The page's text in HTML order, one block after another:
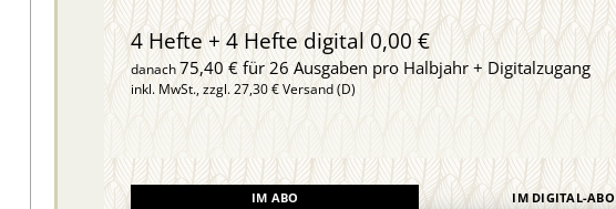
4 Hefte + 4 Hefte digital 0,00 €
danach75,40 € für 26 Ausgaben pro Halbjahr + Digitalzugang
inkl. MwSt., zzgl. 27,30 € Versand (D)
IM ABO IM DIGITAL-ABO